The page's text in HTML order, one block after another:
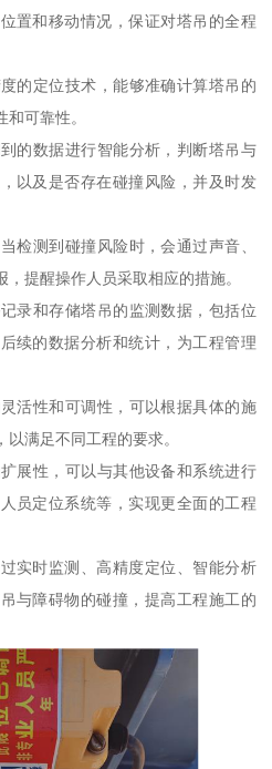
置和移动情况，保证对塔吊的全程
的定位技术，能够准确计算塔吊的
可靠性。
的数据进行智能分析，判断塔吊与
以及是否存在碰撞风险，并及时发
检测到碰撞风险时，会通过声音、
提醒操作人员采取相应的措施。
录和存储塔吊的监测数据，包括位
续的数据分析和统计，为工程管理
活性和可调性，可以根据具体的施
满足不同工程的要求。
展性，可以与其他设备和系统进行
员定位系统等，实现更全面的工程
实时监测、高精度定位、智能分析
与障碍物的碰撞，提高工程施工的